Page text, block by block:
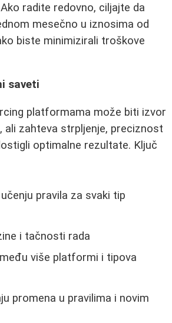
Ako radite redovno, ciljajte da
mesečno u iznosima od
biste minimizirali troškove
saveti
platformama može biti izvor
ali zahteva strpljenje, preciznost
optimalne rezultate. Ključ
pravila za svaki tip
i tačnosti rada
više platformi i tipova
promena u pravilima i novim